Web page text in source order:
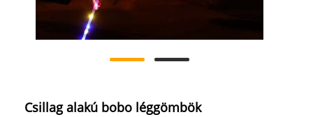
Csillag alakú bobo léggömbök